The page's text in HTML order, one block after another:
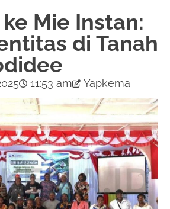
Mie Instan:
di Tanah
11:53 am Yapkema